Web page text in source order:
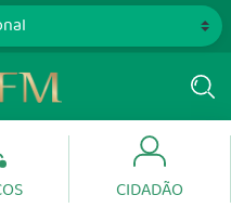
CIDADÃO